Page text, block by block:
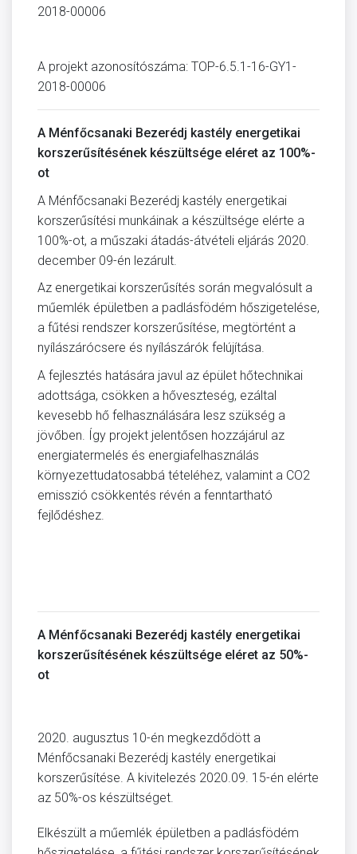
2018-00006
A projekt azonosítószáma: TOP-6.5.1-16-GY1-
2018-00006
A Ménfőcsanaki Bezerédj kastély energetikai
korszerűsítésének készültsége eléret az 100%-
ot
A Ménfőcsanaki Bezerédj kastély energetikai
korszerűsítési munkáinak a készültsége elérte a
100%-ot, a műszaki átadás-átvételi eljárás 2020.
december 09-én lezárult.
Az energetikai korszerűsítés során megvalósult a
műemlék épületben a padlásfödém hőszigetelése,
a fűtési rendszer korszerűsítése, megtörtént a
nyílászárócsere és nyílászárók felújítása.
A fejlesztés hatására javul az épület hőtechnikai
adottsága, csökken a hőveszteség, ezáltal
kevesebb hő felhasználására lesz szükség a
jövőben. Így projekt jelentősen hozzájárul az
energiatermelés és energiafelhasználás
környezettudatosabbá tételéhez, valamint a CO2
emisszió csökkentés révén a fenntartható
fejlődéshez.
A Ménfőcsanaki Bezerédj kastély energetikai
korszerűsítésének készültsége eléret az 50%-
ot
2020. augusztus 10-én megkezdődött a
Ménfőcsanaki Bezerédj kastély energetikai
korszerűsítése. A kivitelezés 2020.09. 15-én elérte
az 50%-os készültséget.
Elkészült a műemlék épületben a padlásfödém